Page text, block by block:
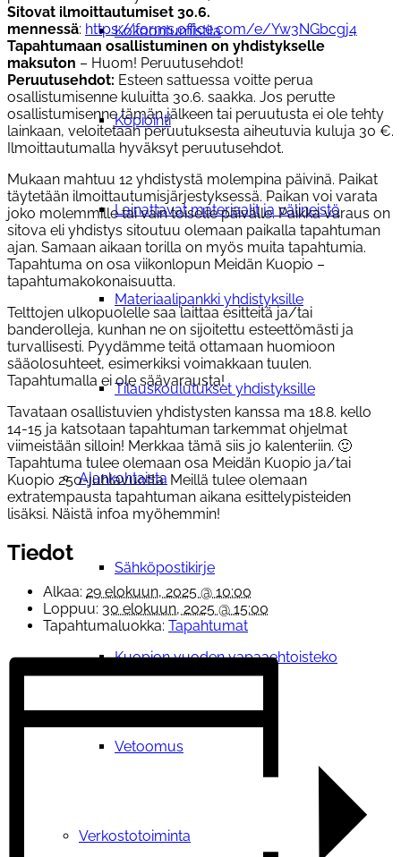
Kokoontumistila
Kopiointi
Lainattavat materiaalit ja välineistö
Materiaalipankki yhdistyksille
Tilauskoulutukset yhdistyksille
Ajankohtaista
Sähköpostikirje
Kuopion vuoden vapaaehtoisteko
Vetoomus
Verkostotoiminta
Sitovat ilmoittautumiset 30.6.
mennessä: https://forms.office.com/e/Yw3NGbcgj4
Tapahtumaan osallistuminen on yhdistykselle
maksuton – Huom! Peruutusehdot!
Peruutusehdot: Esteen sattuessa voitte perua
osallistumisenne kuluitta 30.6. saakka. Jos perutte
osallistumisenne tämän jälkeen tai peruutusta ei ole tehty
lainkaan, veloitetaan peruutuksesta aiheutuvia kuluja 30 €.
Ilmoittautumalla hyväksyt peruutusehdot.
Mukaan mahtuu 12 yhdistystä molempina päivinä. Paikat
täytetään ilmoittautumisjärjestyksessä. Paikan voi varata
joko molemmille tai vain toiselle päivälle. Paikka varaus on
sitova eli yhdistys sitoutuu olemaan paikalla tapahtuman
ajan. Samaan aikaan torilla on myös muita tapahtumia.
Tapahtuma on osa viikonlopun Meidän Kuopio –
tapahtumakokonaisuutta.
Telttojen ulkopuolelle saa laittaa esitteitä ja/tai
banderolleja, kunhan ne on sijoitettu esteettömästi ja
turvallisesti. Pyydämme teitä ottamaan huomioon
sääolosuhteet, esimerkiksi voimakkaan tuulen.
Tapahtumalla ei ole säävarausta!
Tavataan osallistuvien yhdistysten kanssa ma 18.8. kello
14-15 ja katsotaan tapahtuman tarkemmat ohjelmat
viimeistään silloin! Merkkaa tämä siis jo kalenteriin. 🙂
Tapahtuma tulee olemaan osa Meidän Kuopio ja/tai
Kuopio 250-juhlavuotta. Meillä tulee olemaan
extratempausta tapahtuman aikana esittelypisteiden
lisäksi. Näistä infoa myöhemmin!
Tiedot
Alkaa: 29 elokuun, 2025 @ 10:00
Loppuu: 30 elokuun, 2025 @ 15:00
Tapahtumaluokka: Tapahtumat